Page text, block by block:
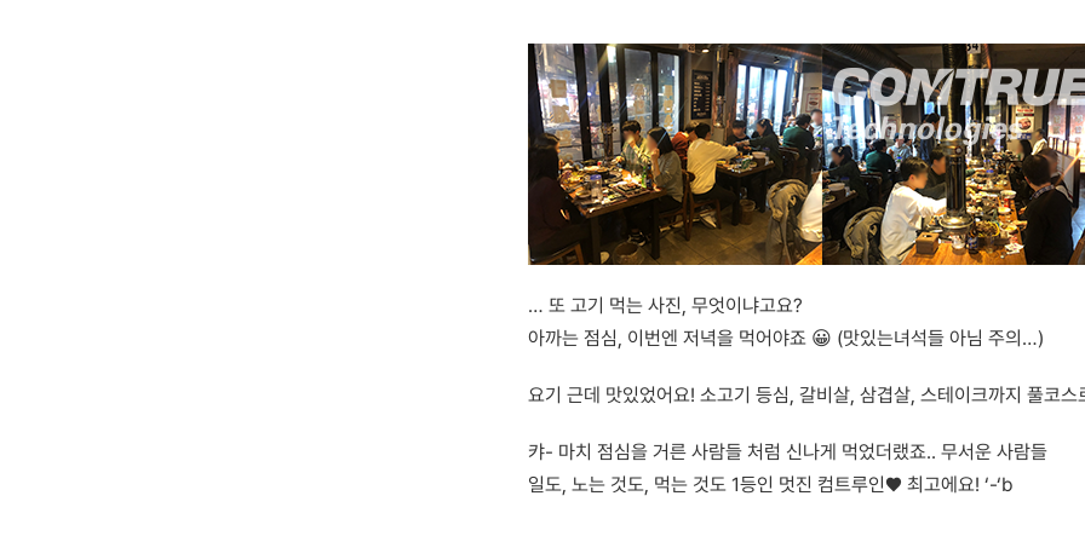
… 또 고기 먹는 사진, 무엇이냐고요?
아까는 점심, 이번엔 저녁을 먹어야죠 😀 (맛있는녀석들 아님 주의…)
요기 근데 맛있었어요! 소고기 등심, 갈비살, 삼겹살, 스테이크까지 풀코스
캬- 마치 점심을 거른 사람들 처럼 신나게 먹었더랬죠.. 무서운 사람들
일도, 노는 것도, 먹는 것도 1등인 멋진 컴트루인♥ 최고에요! ‘-‘b